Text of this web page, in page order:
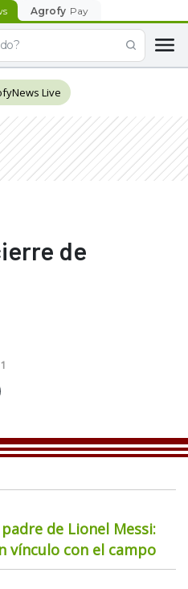
Agrofy Pay
Live
de
de Lionel Messi:
vínculo con el campo